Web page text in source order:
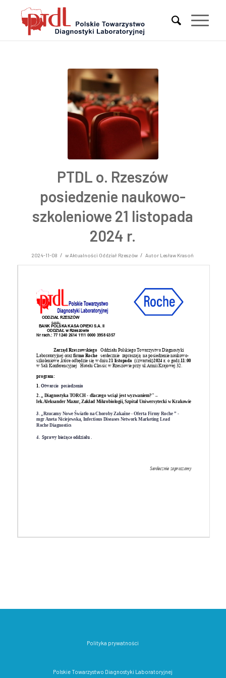
PTDL o. Rzeszów
posiedzenie naukowo-
szkoleniowe 21 listopada
2024 r.
2024-11-08 / wAktualności Oddział Rzeszów / Autor Lesław Krasoń
Polityka prywatności
Polskie Towarzystwo Diagnostyki Laboratoryjnej